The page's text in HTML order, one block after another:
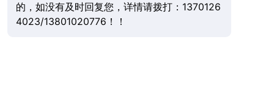
的，如没有及时回复您，详情请拨打：1370126
4023/13801020776！！